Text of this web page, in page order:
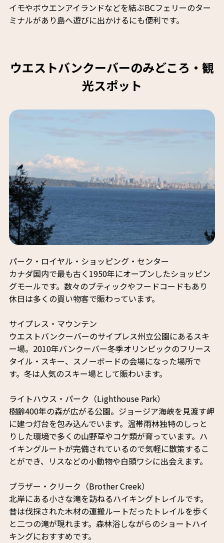
イモやボウエンアイランドなどを結ぶBCフェリーのター
ミナルがあり島へ遊びに出かけるにも便利です。
ウエストバンクーバーのみどころ・観
光スポット
パーク・ロイヤル・ショッピング・センター
カナダ国内で最も古く1950年にオープンしたショッピン
グモールです。数々のブティックやフードコードもあり
休日は多くの買い物客で賑わっています。
サイプレス・マウンテン
ウエストバンクーバーのサイプレス州立公園にあるスキ
ー場。2010年バンクーバー冬季オリンピックのフリース
タイル・スキー、スノーボードの会場になった場所で
す。冬は人気のスキー場として賑わいます。
ライトハウス・パーク（Lighthouse Park）
樹齢400年の森が広がる公園。ジョージア海峡を見渡す岬
に建つ灯台を包み込んでいます。温帯雨林独特のしっと
りした環境で多くの山野草やコケ類が育っています。ハ
イキングルートが完備されているので気軽に散策するこ
とができ、リスなどの小動物や白頭ワシに出会えます。
ブラザー・クリーク（Brother Creek）
北岸にある小さな滝を訪ねるハイキングトレイルです。
昔は伐採された木材の運搬ルートだったトレイルを歩く
と二つの滝が現れます。森林浴しながらのショートハイ
キングにおすすめです。